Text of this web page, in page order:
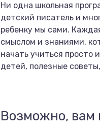
Ни одна школьная
детский писатель и
ребенку мы сами.
смыслом и знаниями,
начать учиться просто
детей, полезные
Возможно, вам